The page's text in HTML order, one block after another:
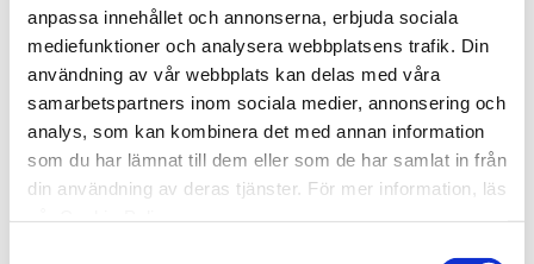
anpassa innehållet och annonserna, erbjuda sociala
mediefunktioner och analysera webbplatsens trafik. Din
användning av vår webbplats kan delas med våra
samarbetspartners inom sociala medier, annonsering och
analys, som kan kombinera det med annan information
som du har lämnat till dem eller som de har samlat in från
din användning av deras tjänster. För mer information, läs
Även i Frågor & svar
Why Are Album Cover Images Not
Appearing in Communicator 5's Music
Player Pageset?